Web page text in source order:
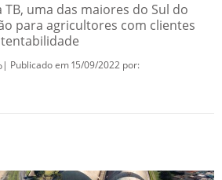
uma das maiores do Sul do
para agricultores com clientes
| Publicado em 15/09/2022 por: